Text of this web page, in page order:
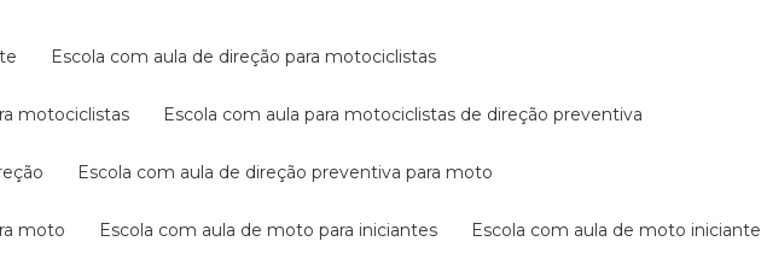
escola com aula de direção para motociclistas
motociclistas escola com aula para motociclistas de direção preventiva
escola com aula de direção preventiva para moto
moto escola com aula de moto para iniciantes escola com aula de moto iniciante